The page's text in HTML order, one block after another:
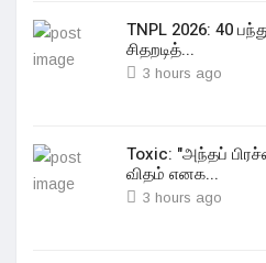
TNPL 2026: 40
சிதறடித்...
3 hours ago
Toxic: "அந்தப்
விதம் எனக...
3 hours ago